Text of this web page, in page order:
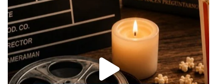
www.vaticannews.va/es/iglesia/news/2026-
07/carmina-historia-depresion-papa-viaje-
espana-testimoni...
Foto
View on Facebook · Share